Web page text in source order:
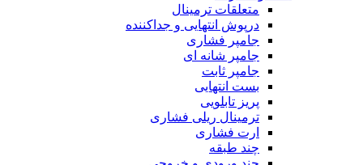
متعلقات ترمینال
درپوش انتهایی و جداکننده
جامپر فشاری
جامپر شانه ای
جامپر ثابت
بست انتهایی
پریز تابلویی
ترمینال ریلی فشاری
ارت فشاری
چند طبقه